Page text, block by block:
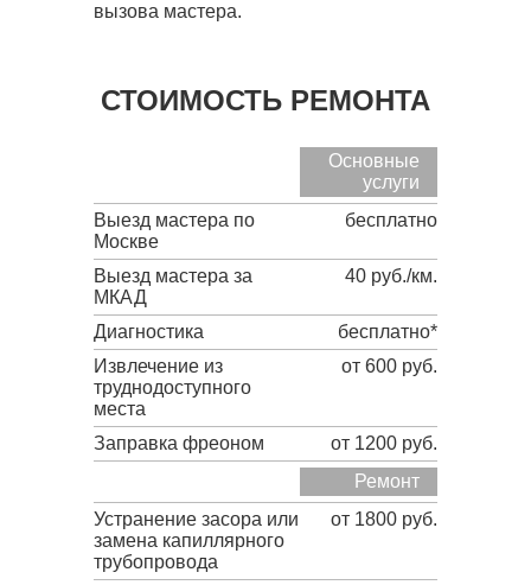
вызова мастера.
СТОИМОСТЬ РЕМОНТА
Основные
услуги
Выезд мастера по
Москве
бесплатно
Выезд мастера за
МКАД
40 руб./км.
Диагностика
бесплатно*
Извлечение из
труднодоступного
места
от 600 руб.
Заправка фреоном
от 1200 руб.
Ремонт
Устранение засора или
замена капиллярного
трубопровода
от 1800 руб.